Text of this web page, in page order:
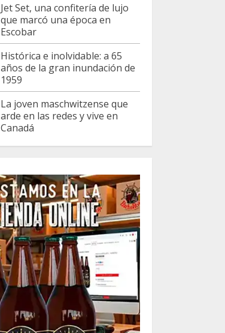
Jet Set, una confitería de lujo
que marcó una época en
Escobar
Histórica e inolvidable: a 65
años de la gran inundación de
1959
La joven maschwitzense que
arde en las redes y vive en
Canadá